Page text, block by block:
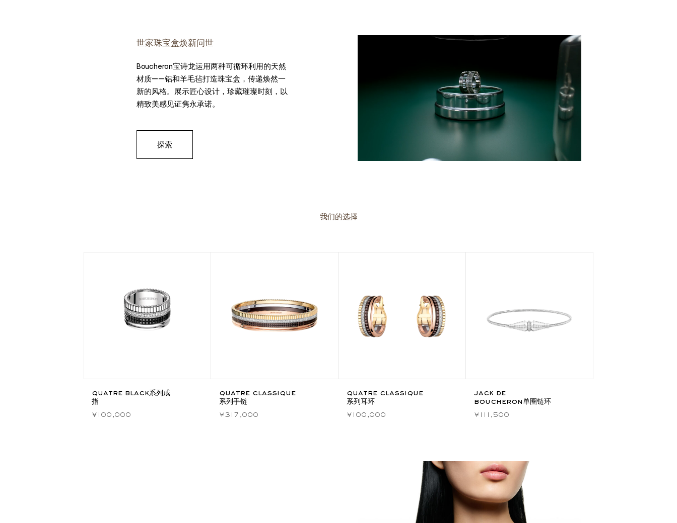
世家珠宝盒焕新问世
Boucheron宝诗龙运用两种可循环利用的天然
材质——铝和羊毛毡打造珠宝盒，传递焕然一
新的风格。展示匠心设计，珍藏璀璨时刻，以
精致美感见证隽永承诺。
探索
我们的选择
quatre black系列戒
指
¥100,000
quatre classique
系列手链
¥317,000
quatre classique
系列耳环
¥100,000
jack de
boucheron单圈链环
¥111,500